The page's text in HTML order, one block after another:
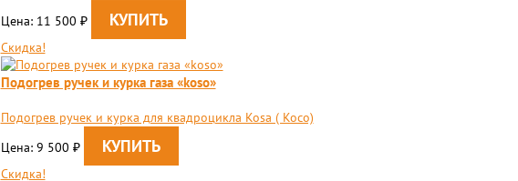
Цена: 11 500 ₽
Скидка!
Подогрев ручек и курка газа «koso»
Подогрев ручек и курка для квадроцикла Kosa ( Косо)
Цена: 9 500 ₽
Скидка!